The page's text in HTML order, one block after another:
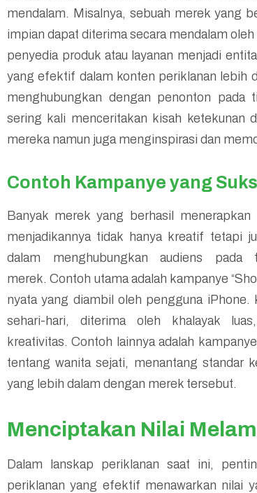
mendalam. Misalnya, sebuah merek yang
impian dapat diterima secara mendalam
penyedia produk atau layanan menjadi
yang efektif dalam konten periklanan lebih
menghubungkan dengan penonton pada
sering kali menceritakan kisah ketekunan
mereka namun juga menginspirasi dan
Contoh Kampanye yang
Banyak merek yang berhasil
menjadikannya tidak hanya kreatif tetapi
dalam menghubungkan audiens pada
merek. Contoh utama adalah kampanye
nyata yang diambil oleh pengguna
sehari-hari, diterima oleh khalayak
kreativitas. Contoh lainnya adalah
tentang wanita sejati, menantang standar
yang lebih dalam dengan merek tersebut.
Menciptakan Nilai
Dalam lanskap periklanan saat ini,
periklanan yang efektif menawarkan nilai